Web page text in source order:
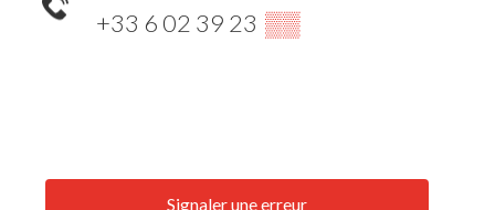
+33 6 02 39 23 ▒▒
Signaler une erreur